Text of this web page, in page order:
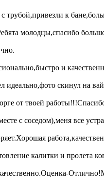
трубой,привезли к
молодцы,спасибо
и
скинул на
от твоей
с соседом),меня все
калитки и пролета